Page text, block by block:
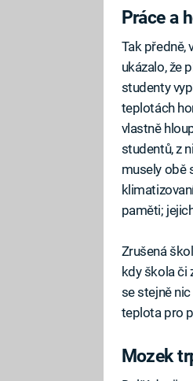
Práce a
Tak předně,
ukázalo, že
studenty
teplotách
vlastně
studentů, z
musely obě
paměti;
Zrušená
kdy škola či
se stejně
teplota pro
Mozek